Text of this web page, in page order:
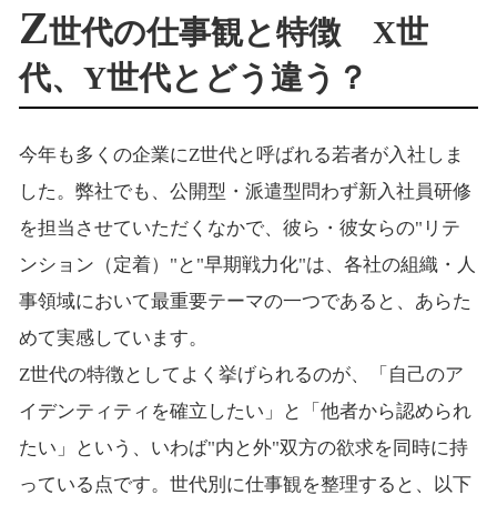
Z世代の仕事観と特徴 X世
代、Y世代とどう違う？
今年も多くの企業にZ世代と呼ばれる若者が入社しま
した。弊社でも、公開型・派遣型問わず新入社員研修
を担当させていただくなかで、彼ら・彼女らの"リテ
ンション（定着）"と"早期戦力化"は、各社の組織・人
事領域において最重要テーマの一つであると、あらた
めて実感しています。
Z世代の特徴としてよく挙げられるのが、「自己のア
イデンティティを確立したい」と「他者から認められ
たい」という、いわば"内と外"双方の欲求を同時に持
っている点です。世代別に仕事観を整理すると、以下